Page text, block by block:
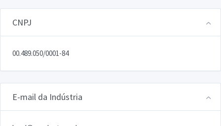
CNPJ
00.489.050/0001-84
E-mail da Indústria